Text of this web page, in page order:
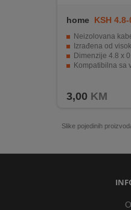
INOSTRANSTVAhome KSH
Neizolovana
Izrađena od
Dimenzije 4.8 x
Kompatibilna sa
3,00 KM
Slike pojedinih